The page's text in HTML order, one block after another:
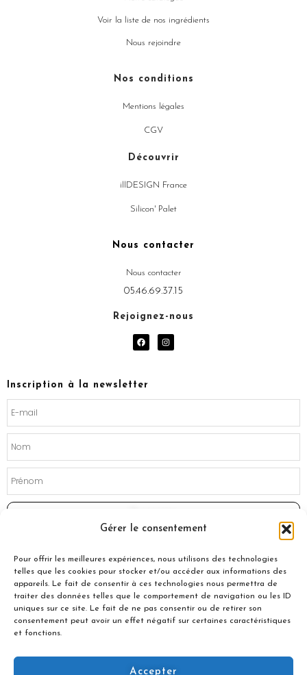
Gérer le consentement
Pour offrir les meilleures expériences, nous utilisons des technologies
telles que les cookies pour stocker et/ou accéder aux informations des
appareils. Le fait de consentir à ces technologies nous permettra de
traiter des données telles que le comportement de navigation ou les ID
uniques sur ce site. Le fait de ne pas consentir ou de retirer son
consentement peut avoir un effet négatif sur certaines caractéristiques
et fonctions.
Accepter
Voir la liste de nos ingrédients
Nous rejoindre
Nos conditions
Mentions légales
CGV
Découvrir
illDESIGN France
Silicon' Palet
Nous contacter
Nous contacter
05.46.69.37.15
Rejoignez-nous
F
a
o
I
n
Inscription à la newsletter